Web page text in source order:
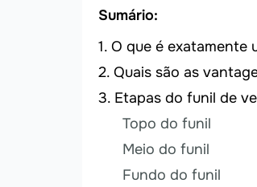
Sumário:
O que é exatamente
Quais são as
Etapas do funil de
Topo do funil
Meio do funil
Fundo do funil